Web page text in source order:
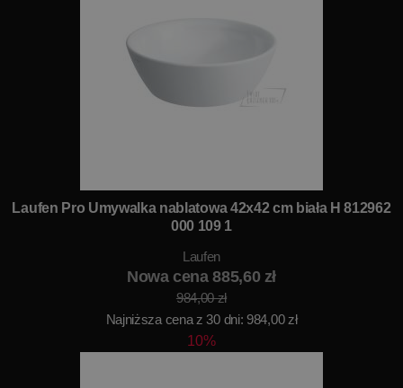
Laufen Pro Umywalka nablatowa 42x42 cm biała H 812962
000 109 1
Laufen
Nowa cena 885,60 zł
984,00 zł
Najniższa cena z 30 dni: 984,00 zł
10%